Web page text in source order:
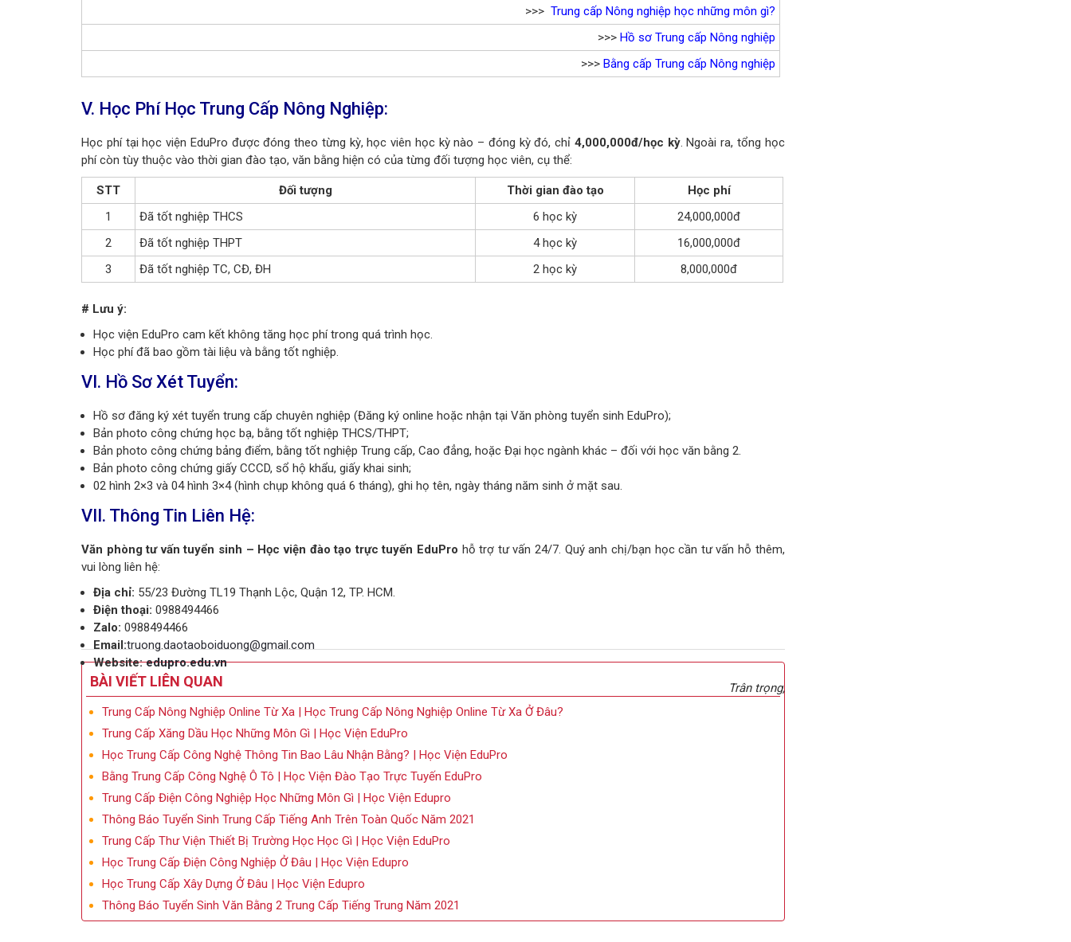
>>> Trung cấp Nông nghiệp học những môn gì?
>>> Hồ sơ Trung cấp Nông nghiệp
>>> Bằng cấp Trung cấp Nông nghiệp
V. Học Phí Học Trung Cấp Nông Nghiệp:
Học phí tại học viện EduPro được đóng theo từng kỳ, học viên học kỳ nào – đóng kỳ đó, chỉ 4,000,000đ/học kỳ. Ngoài ra, tổng học
phí còn tùy thuộc vào thời gian đào tạo, văn bằng hiện có của từng đối tượng học viên, cụ thể:
STT Đối tượng Thời gian đào tạo
Học phí
1
Đã tốt nghiệp THCS 6 học kỳ
24,000,000đ
2
Đã tốt nghiệp THPT 4 học kỳ
16,000,000đ
3
Đã tốt nghiệp TC, CĐ, ĐH 2 học kỳ 8,000,000đ
# Lưu ý:
Học viện EduPro cam kết không tăng học phí trong quá trình học.
Học phí đã bao gồm tài liệu và bằng tốt nghiệp.
VI. Hồ Sơ Xét Tuyển:
Hồ sơ đăng ký xét tuyển trung cấp chuyên nghiệp (Đăng ký online hoặc nhận tại Văn phòng tuyển sinh EduPro);
Bản photo công chứng học bạ, bằng tốt nghiệp THCS/THPT;
Bản photo công chứng bảng điểm, bằng tốt nghiệp Trung cấp, Cao đẳng, hoặc Đại học ngành khác – đối với học văn bằng 2.
Bản photo công chứng giấy CCCD, sổ hộ khẩu, giấy khai sinh;
02 hình 2×3 và 04 hình 3×4 (hình chụp không quá 6 tháng), ghi họ tên, ngày tháng năm sinh ở mặt sau.
VII. Thông Tin Liên Hệ:
Văn phòng tư vấn tuyển sinh – Học viện đào tạo trực tuyến EduPro hỗ trợ tư vấn 24/7. Quý anh chị/bạn học cần tư vấn hỗ thêm,
vui lòng liên hệ:
Địa chỉ: 55/23 Đường TL19 Thạnh Lộc, Quận 12, TP. HCM.
Điện thoại: 0988494466
Zalo: 0988494466
Email:truong.daotaoboiduong@gmail.com
Website:edupro.edu.vn
Trân trọng,
BÀI VIẾT LIÊN QUAN
Trung Cấp Nông Nghiệp Online Từ Xa | Học Trung Cấp Nông Nghiệp Online Từ Xa Ở Đâu?
Trung Cấp Xăng Dầu Học Những Môn Gì | Học Viện EduPro
Học Trung Cấp Công Nghệ Thông Tin Bao Lâu Nhận Bằng? | Học Viện EduPro
Bằng Trung Cấp Công Nghệ Ô Tô | Học Viện Đào Tạo Trực Tuyến EduPro
Trung Cấp Điện Công Nghiệp Học Những Môn Gì | Học Viện Edupro
Thông Báo Tuyển Sinh Trung Cấp Tiếng Anh Trên Toàn Quốc Năm 2021
Trung Cấp Thư Viện Thiết Bị Trường Học Học Gì | Học Viện EduPro
Học Trung Cấp Điện Công Nghiệp Ở Đâu | Học Viện Edupro
Học Trung Cấp Xây Dựng Ở Đâu | Học Viện Edupro
Thông Báo Tuyển Sinh Văn Bằng 2 Trung Cấp Tiếng Trung Năm 2021